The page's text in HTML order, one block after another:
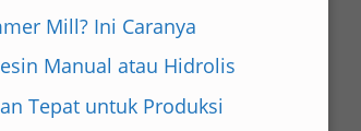
Mill? Ini Caranya
Manual atau Hidrolis
Tepat untuk Produksi